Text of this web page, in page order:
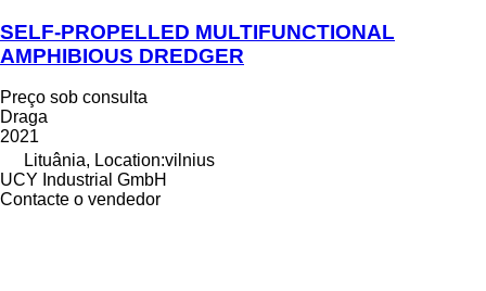
SELF-PROPELLED MULTIFUNCTIONAL
AMPHIBIOUS DREDGER
Preço sob consulta
Draga
2021
Lituânia, Location:vilnius
UCY Industrial GmbH
Contacte o vendedor